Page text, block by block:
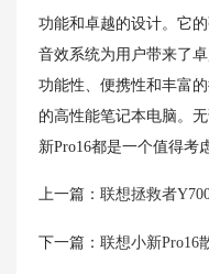
功能和卓越的设计。它
音效系统为用户带来了
功能性、便携性和丰富
的高性能笔记本电脑。
新Pro16都是一个值得考
上一篇： 联想拯救者
下一篇： 联想小新Pro16散热